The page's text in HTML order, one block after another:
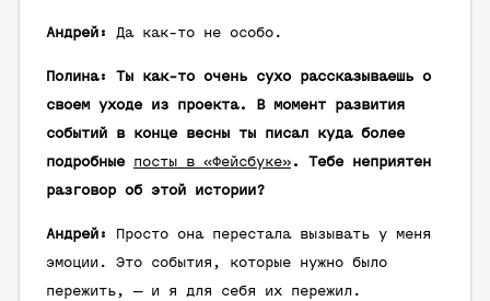
Андрей: Да как-то не особо.
Полина: Ты как-то очень сухо рассказываешь о
своем уходе из проекта. В момент развития
событий в конце весны ты писал куда более
подробные посты в «Фейсбуке» . Тебе неприятен
разговор об этой истории?
Андрей:
Просто она перестала вызывать у меня
эмоции. Это события, которые нужно было
пережить, — и я для себя их пережил.